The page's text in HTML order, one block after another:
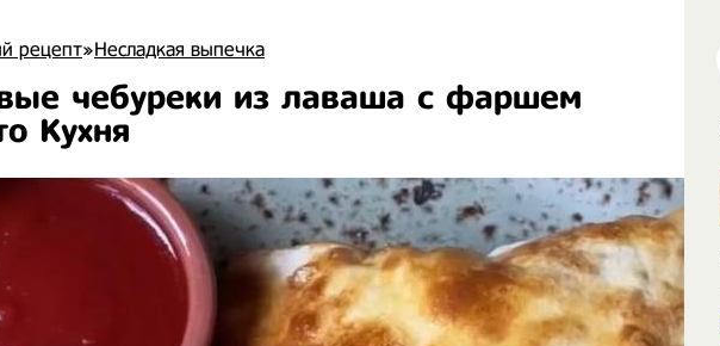
рецепт»Несладкая выпечка
чебуреки из лаваша с фаршем
Кухня